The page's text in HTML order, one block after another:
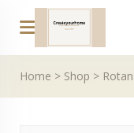
Home > Shop > Rotan